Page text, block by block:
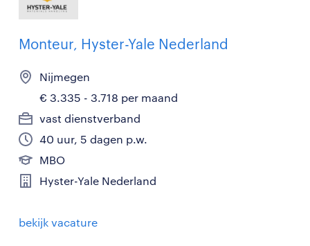
Monteur, Hyster-Yale Nederland
Nijmegen
€ 3.335 - 3.718 per maand
vast dienstverband
40 uur, 5 dagen p.w.
MBO
Hyster-Yale Nederland
bekijk vacature